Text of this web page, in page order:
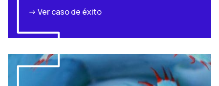
-> Ver caso de éxito